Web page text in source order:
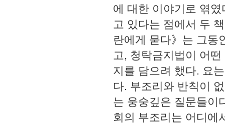
에 대한 이야기로 엮
고 있다는 점에서 두
란에게 묻다》는 그동
고, 청탁금지법이 어
지를 담으려 했다. 요
다. 부조리와 반칙이
는 웅숭깊은 질문들이
회의 부조리는 어디에